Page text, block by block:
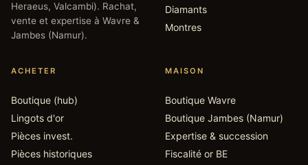
Heraeus, Valcambi). Rachat,
vente et expertise à Wavre &
Jambes (Namur).
Diamants
Montres
ACHETER
Boutique (hub)
Lingots d'or
Pièces invest.
Pièces historiques
MAISON
Boutique Wavre
Boutique Jambes (Namur)
Expertise & succession
Fiscalité or BE